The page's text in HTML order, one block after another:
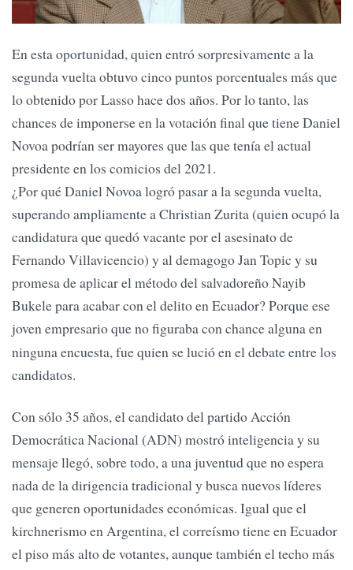
En esta oportunidad, quien entró sorpresivamente a la
segunda vuelta obtuvo cinco puntos porcentuales más que
lo obtenido por Lasso hace dos años. Por lo tanto, las
chances de imponerse en la votación final que tiene Daniel
Novoa podrían ser mayores que las que tenía el actual
presidente en los comicios del 2021.
¿Por qué Daniel Novoa logró pasar a la segunda vuelta,
superando ampliamente a Christian Zurita (quien ocupó la
candidatura que quedó vacante por el asesinato de
Fernando Villavicencio) y al demagogo Jan Topic y su
promesa de aplicar el método del salvadoreño Nayib
Bukele para acabar con el delito en Ecuador? Porque ese
joven empresario que no figuraba con chance alguna en
ninguna encuesta, fue quien se lució en el debate entre los
candidatos.
Con sólo 35 años, el candidato del partido Acción
Democrática Nacional (ADN) mostró inteligencia y su
mensaje llegó, sobre todo, a una juventud que no espera
nada de la dirigencia tradicional y busca nuevos líderes
que generen oportunidades económicas. Igual que el
kirchnerismo en Argentina, el correísmo tiene en Ecuador
el piso más alto de votantes, aunque también el techo más